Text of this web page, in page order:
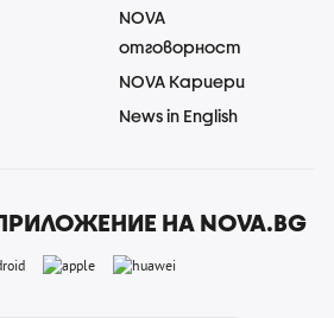
NOVA
отговорност
NOVA Кариери
News in English
НА NOVA.BG